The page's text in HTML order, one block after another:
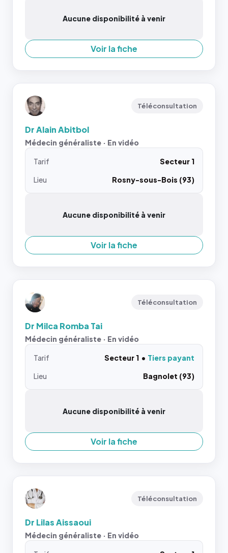
Aucune disponibilité à venir
Voir la fiche
Téléconsultation
Dr Alain Abitbol
Médecin généraliste · En vidéo
Tarif
Secteur 1
Lieu
Rosny-sous-Bois (93)
Aucune disponibilité à venir
Voir la fiche
Téléconsultation
Dr Milca Romba Tai
Médecin généraliste · En vidéo
Tarif Secteur 1
Tiers payant
Lieu
Bagnolet (93)
Aucune disponibilité à venir
Voir la fiche
Téléconsultation
Dr Lilas Aissaoui
Médecin généraliste · En vidéo